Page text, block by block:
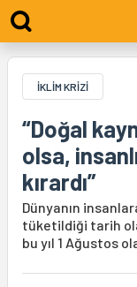
İKLİM KRİZİ
“Doğal
olsa,
kırardı”
Dünyanın
tüketildiği tarih
bu yıl 1 Ağustos